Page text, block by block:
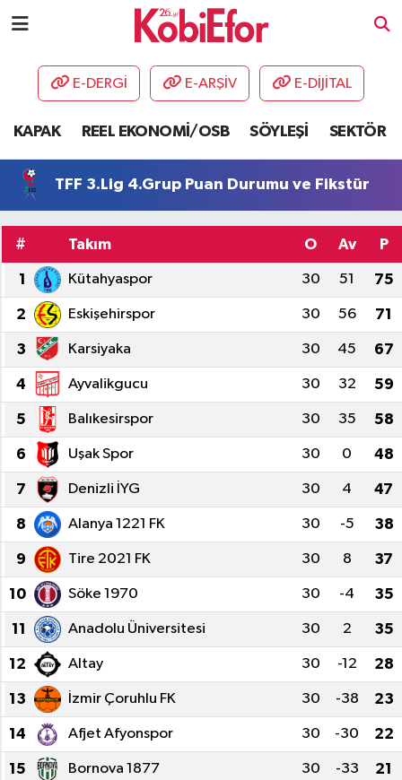
E-DERGİ E-ARŞİV E-DİJİTAL
KAPAK REEL EKONOMİ/OSB SÖYLEŞİ SEKTÖR
TFF 3.Lig 4.Grup Puan Durumu ve Fikstür
# Takım O Av P
1 Kütahyaspor 30 51 75
2 Eskişehirspor 30 56 71
3 Karsiyaka 30 45 67
4 Ayvalikgucu 30 32 59
5 Balıkesirspor 30 35 58
6 Uşak Spor 30 0 48
7 Denizli İYG 30 4 47
8 Alanya 1221 FK 30 -5 38
9 Tire 2021 FK 30 8 37
10 Söke 1970 30 -4 35
11 Anadolu Üniversitesi 30 2 35
12 Altay 30 -12 28
13 İzmir Çoruhlu FK 30 -38 23
14 Afjet Afyonspor 30 -30 22
15 Bornova 1877 30 -33 21
AKADEMİ
DESTEK-TEŞVİK
GÜNCEL
HABERLER
KAPAK
OSB
SEKTÖR
ŞİRKET PANO
SÖYLEŞİ
ÜLKE
YAŞAM